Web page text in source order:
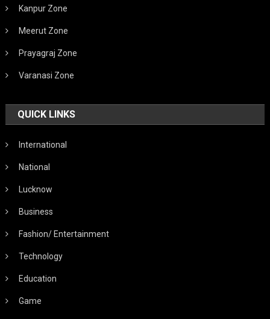
Kanpur Zone
Meerut Zone
Prayagraj Zone
Varanasi Zone
QUICK LINKS
International
National
Lucknow
Business
Fashion/ Entertainment
Technology
Education
Game